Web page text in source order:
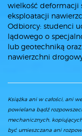
wielkość deformacji
eksploatacji
Odbiorcy: studenci
lądowego o
lub geotechniką
nawierzchni
Książka ani w całości, ani
powielana bądź
mechanicznych,
być umieszczana ani